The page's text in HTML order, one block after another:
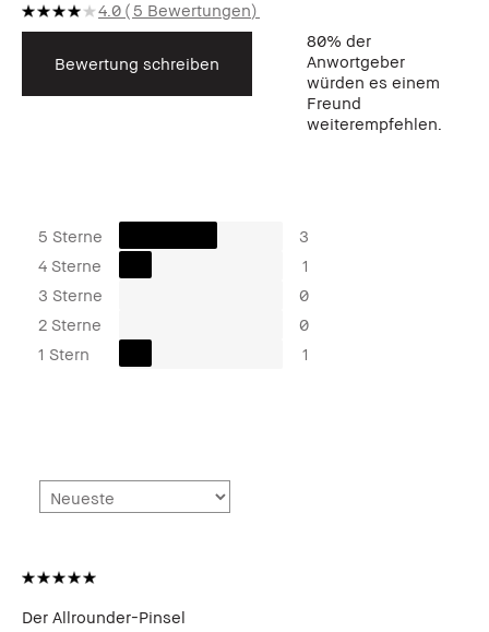
4.0 5 Bewertungen
Bewertung schreiben
80% der
Anwortgeber
würden es einem
Freund
weiterempfehlen.
5 Sterne
3
4 Sterne
1
3 Sterne
0
2 Sterne
0
1 Stern
1
Der Allrounder-Pinsel